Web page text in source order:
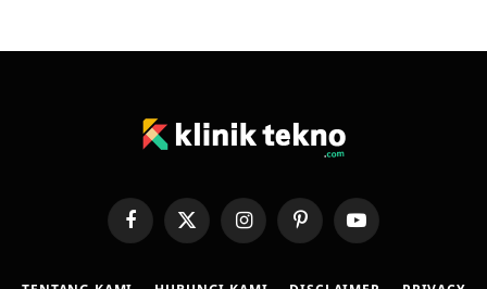
FacebookX
InstagramPinterestYouTube